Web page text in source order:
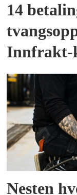
14
Innfrakt-
Nesten